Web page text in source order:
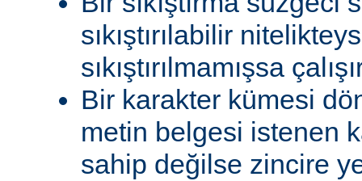
sıkıştırılabilir
sıkıştırılmamışsa
Bir karakter kümesi
metin belgesi istenen
sahip değilse zincire